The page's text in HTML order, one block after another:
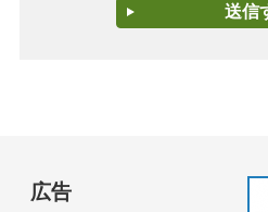
広告